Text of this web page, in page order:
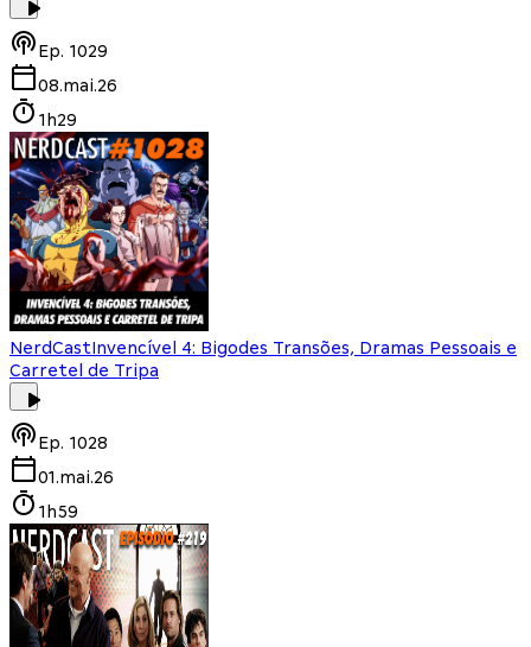
Ep. 1029
08.mai.26
1h29
NerdCastInvencível 4: Bigodes Transões, Dramas Pessoais e
Carretel de Tripa
Ep. 1028
01.mai.26
1h59